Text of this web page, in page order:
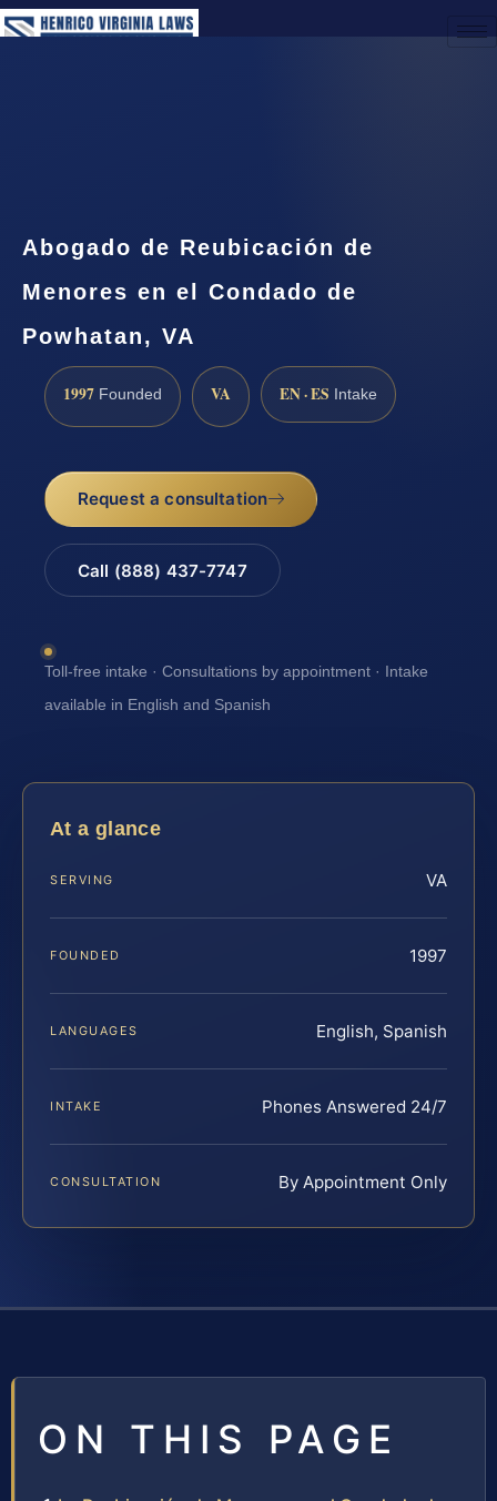
Abogado de Reubicación de
Menores en el Condado de
Powhatan, VA
1997 Founded VA EN · ES Intake
Request a consultation
Call (888) 437-7747
Toll-free intake · Consultations by appointment · Intake
available in English and Spanish
At a glance
SERVING VA
FOUNDED 1997
LANGUAGES English, Spanish
INTAKE Phones Answered 24/7
CONSULTATION By Appointment Only
ON THIS PAGE